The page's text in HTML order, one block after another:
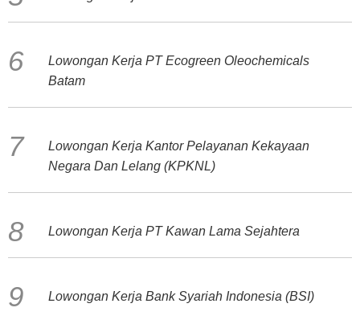
Lowongan Kerja PT Ecogreen Oleochemicals
Batam
Lowongan Kerja Kantor Pelayanan Kekayaan
Negara Dan Lelang (KPKNL)
Lowongan Kerja PT Kawan Lama Sejahtera
Lowongan Kerja Bank Syariah Indonesia (BSI)